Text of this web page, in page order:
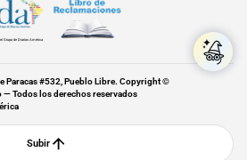
Grupo de Diarios América
Paracas #532, Pueblo Libre. Copyright ©
Todos los derechos reservados
Subir